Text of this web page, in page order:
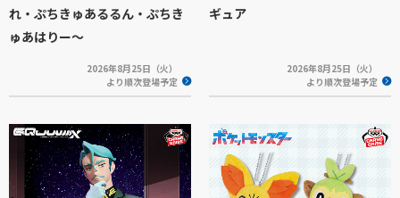
れ・ぷちきゅあるるん・ぷちき
ゅあはりー～
2026年8月25日（火）
より順次登場予定
ギュア
2026年8月25日（火）
より順次登場予定